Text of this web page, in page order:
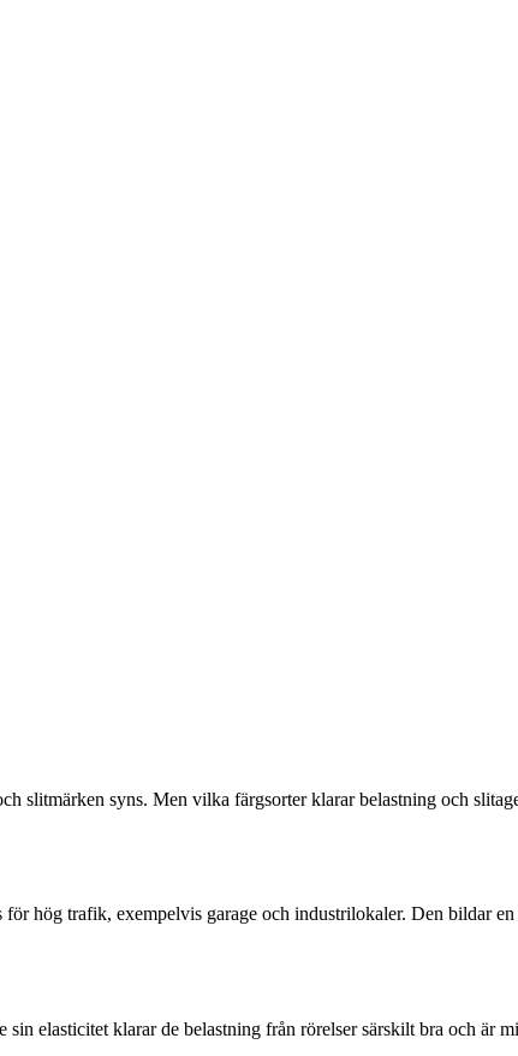
slitmärken syns. Men vilka färgsorter klarar belastning och
hög trafik, exempelvis garage och industrilokaler. Den bildar
elasticitet klarar de belastning från rörelser särskilt bra och är